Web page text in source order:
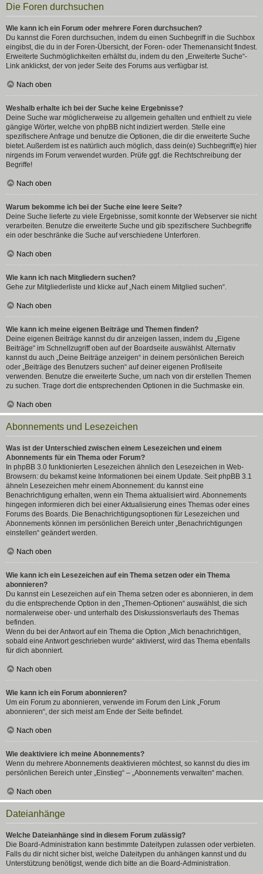
Die Foren durchsuchen
Wie kann ich ein Forum oder mehrere Foren durchsuchen?
Du kannst die Foren durchsuchen, indem du einen Suchbegriff in die Suchbox
eingibst, die du in der Foren-Übersicht, der Foren- oder Themenansicht findest.
Erweiterte Suchmöglichkeiten erhältst du, indem du den „Erweiterte Suche“-
Link anklickst, der von jeder Seite des Forums aus verfügbar ist.
Nach oben
Weshalb erhalte ich bei der Suche keine Ergebnisse?
Deine Suche war möglicherweise zu allgemein gehalten und enthielt zu viele
gängige Wörter, welche von phpBB nicht indiziert werden. Stelle eine
spezifischere Anfrage und benutze die Optionen, die dir die erweiterte Suche
bietet. Außerdem ist es natürlich auch möglich, dass dein(e) Suchbegriff(e) hier
nirgends im Forum verwendet wurden. Prüfe ggf. die Rechtschreibung der
Begriffe!
Nach oben
Warum bekomme ich bei der Suche eine leere Seite?
Deine Suche lieferte zu viele Ergebnisse, somit konnte der Webserver sie nicht
verarbeiten. Benutze die erweiterte Suche und gib spezifischere Suchbegriffe
ein oder beschränke die Suche auf verschiedene Unterforen.
Nach oben
Wie kann ich nach Mitgliedern suchen?
Gehe zur Mitgliederliste und klicke auf „Nach einem Mitglied suchen“.
Nach oben
Wie kann ich meine eigenen Beiträge und Themen finden?
Deine eigenen Beiträge kannst du dir anzeigen lassen, indem du „Eigene
Beiträge“ im Schnellzugriff oben auf der Boardseite auswählst. Alternativ
kannst du auch „Deine Beiträge anzeigen“ in deinem persönlichen Bereich
oder „Beiträge des Benutzers suchen“ auf deiner eigenen Profilseite
verwenden. Benutze die erweiterte Suche, um nach von dir erstellen Themen
zu suchen. Trage dort die entsprechenden Optionen in die Suchmaske ein.
Nach oben
Abonnements und Lesezeichen
Was ist der Unterschied zwischen einem Lesezeichen und einem
Abonnements für ein Thema oder Forum?
In phpBB 3.0 funktionierten Lesezeichen ähnlich den Lesezeichen in Web-
Browsern: du bekamst keine Informationen bei einem Update. Seit phpBB 3.1
ähneln Lesezeichen mehr einem Abonnement: du kannst eine
Benachrichtigung erhalten, wenn ein Thema aktualisiert wird. Abonnements
hingegen informieren dich bei einer Aktualisierung eines Themas oder eines
Forums des Boards. Die Benachrichtigungsoptionen für Lesezeichen und
Abonnements können im persönlichen Bereich unter „Benachrichtigungen
einstellen“ geändert werden.
Nach oben
Wie kann ich ein Lesezeichen auf ein Thema setzen oder ein Thema
abonnieren?
Du kannst ein Lesezeichen auf ein Thema setzen oder es abonnieren, in dem
du die entsprechende Option in den „Themen-Optionen“ auswählst, die sich
normalerweise ober- und unterhalb des Diskussionsverlaufs des Themas
befinden.
Wenn du bei der Antwort auf ein Thema die Option „Mich benachrichtigen,
sobald eine Antwort geschrieben wurde“ aktivierst, wird das Thema ebenfalls
für dich abonniert.
Nach oben
Wie kann ich ein Forum abonnieren?
Um ein Forum zu abonnieren, verwende im Forum den Link „Forum
abonnieren“, der sich meist am Ende der Seite befindet.
Nach oben
Wie deaktiviere ich meine Abonnements?
Wenn du mehrere Abonnements deaktivieren möchtest, so kannst du dies im
persönlichen Bereich unter „Einstieg“ – „Abonnements verwalten“ machen.
Nach oben
Dateianhänge
Welche Dateianhänge sind in diesem Forum zulässig?
Die Board-Administration kann bestimmte Dateitypen zulassen oder verbieten.
Falls du dir nicht sicher bist, welche Dateitypen du anhängen kannst und du
Unterstützung benötigst, wende dich bitte an die Board-Administration.